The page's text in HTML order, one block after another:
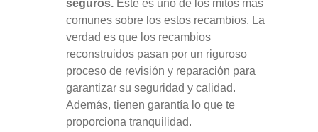
seguros.Este es uno de los mitos más
comunes sobre los estos recambios. La
verdad es que los recambios
reconstruidos pasan por un riguroso
proceso de revisión y reparación para
garantizar su seguridad y calidad.
Además, tienen garantía lo que te
proporciona tranquilidad.